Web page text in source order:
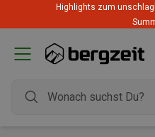
Highlights zum